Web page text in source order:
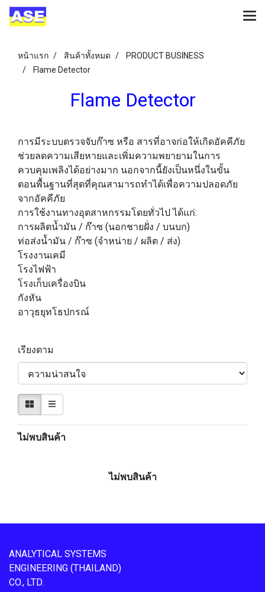
หน้าแรก สินค้าทั้งหมด
PRODUCT BUSINESS
Flame Detector
Flame Detector
การมีระบบตรวจจับก๊าซ หรือ สารที่อาจก่อให้เกิดอัคคีภัย
ช่วยลดความเสียหายและเพิ่มความพยายามในการ
ควบคุมเพลิงได้อย่างมาก นอกจากนี้ยังเป็นหนึ่งในขั้น
ตอนพื้นฐานที่สุดที่คุณสามารถทำได้เพื่อความปลอดภัย
จากอัคคีภัย
การใช้งานทางอุตสาหกรรมโดยทั่วไป ได้แก่:
การผลิตน้ำมัน / ก๊าซ (นอกชายฝั่ง / บนบก)
ท่อส่งน้ำมัน / ก๊าซ (จำหน่าย / ผลิต / ส่ง)
โรงงานเคมี
โรงไฟฟ้า
โรงเก็บเครื่องบิน
กังหัน
อาวุธยุทโธปกรณ์
เรียงตาม
ไม่พบสินค้า
ไม่พบสินค้า
ANALYTICAL SYSTEMS
ENGINEERING (THAILAND)
CO., LTD.